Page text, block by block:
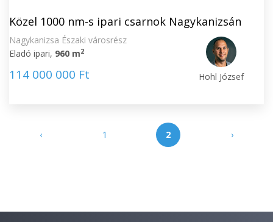
Közel 1000 nm-s ipari csarnok Nagykanizsán
Nagykanizsa Északi városrész
Eladó ipari, 960 m2
114 000 000 Ft Hohl József
‹ 1 2 ›